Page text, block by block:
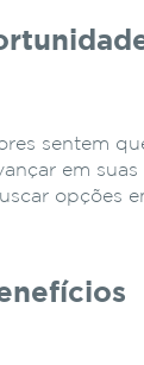
sentem
em
opções